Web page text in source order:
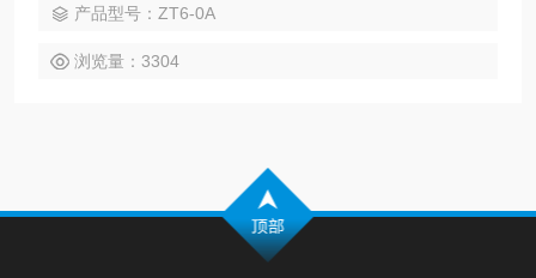
技术指标符合QB/T3703-1999（浆实验室纸页的制备+常规纸
页成型器法）的要求。
产品型号：ZT6-0A
浏览量：3304